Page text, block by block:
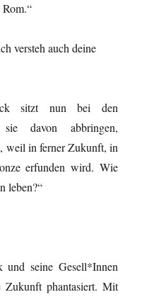
versteh auch deine
sitzt nun bei den
davon abbringen,
weil in ferner Zukunft, in
erfunden wird. Wie
leben?“
und seine Gesell*Innen
phantasiert. Mit